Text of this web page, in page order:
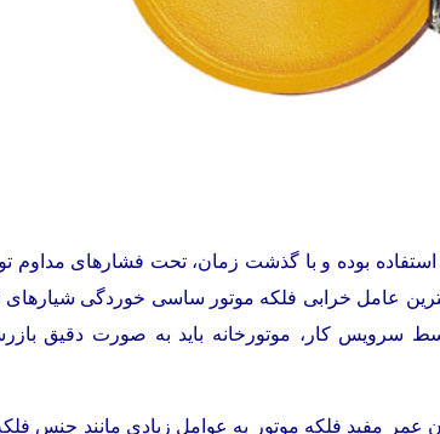
بوده و با گذشت زمان، تحت فشارهای مداوم
عامل خرابی فلکه موتور ساسی خوردگی شیارهای
سرویس کار، موتورخانه باید به صورت دقیق
مفید فلکه موتور به عوامل زیادی مانند جنس فلکه